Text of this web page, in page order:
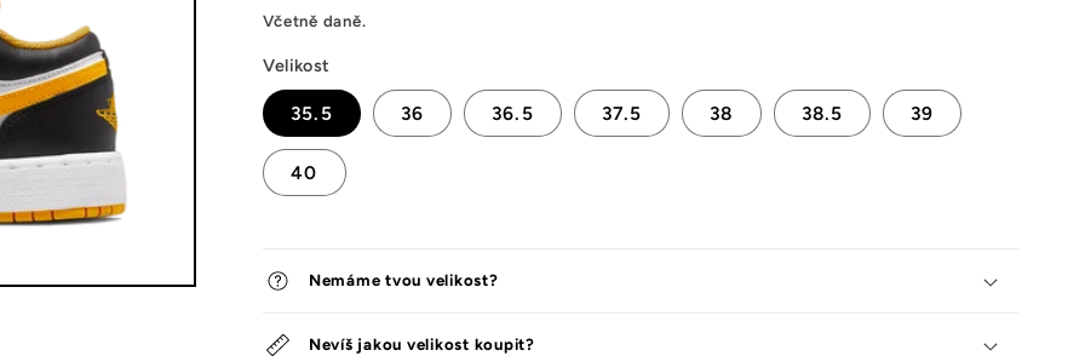
cena
Včetně daně.
Velikost
35.5 36 36.5 37.5 38 38.5 39
40
Nemáme tvou velikost?
Nevíš jakou velikost koupit?